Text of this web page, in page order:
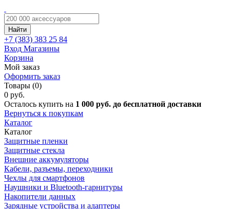
Найти
+7 (383) 383 25 84
Вход Магазины
Корзина
Мой заказ
Оформить заказ
Товары (0)
0 руб.
Осталось купить на 1 000 руб. до бесплатной доставки
Вернуться к покупкам
Каталог
Каталог
Защитные пленки
Защитные стекла
Внешние аккумуляторы
Кабели, разъемы, переходники
Чехлы для смартфонов
Наушники и Bluetooth-гарнитуры
Накопители данных
Зарядные устройства и адаптеры